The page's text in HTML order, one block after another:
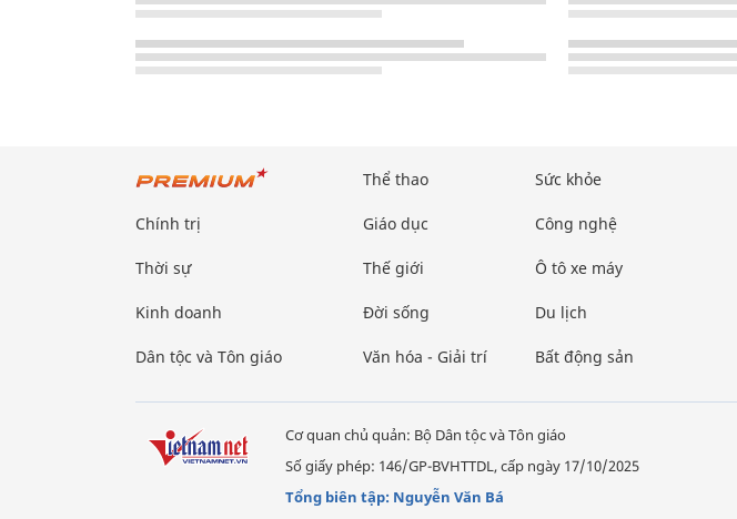
Chính trị
Thời sự
Kinh doanh
Dân tộc và Tôn giáo
Thể thao
Giáo dục
Thế giới
Đời sống
Văn hóa - Giải trí
Sức khỏe
Công nghệ
Ô tô xe máy
Du lịch
Bất động sản
Cơ quan chủ quản: Bộ Dân tộc và Tôn giáo
Số giấy phép: 146/GP-BVHTTDL, cấp ngày 17/10/2025
Tổng biên tập: Nguyễn Văn Bá